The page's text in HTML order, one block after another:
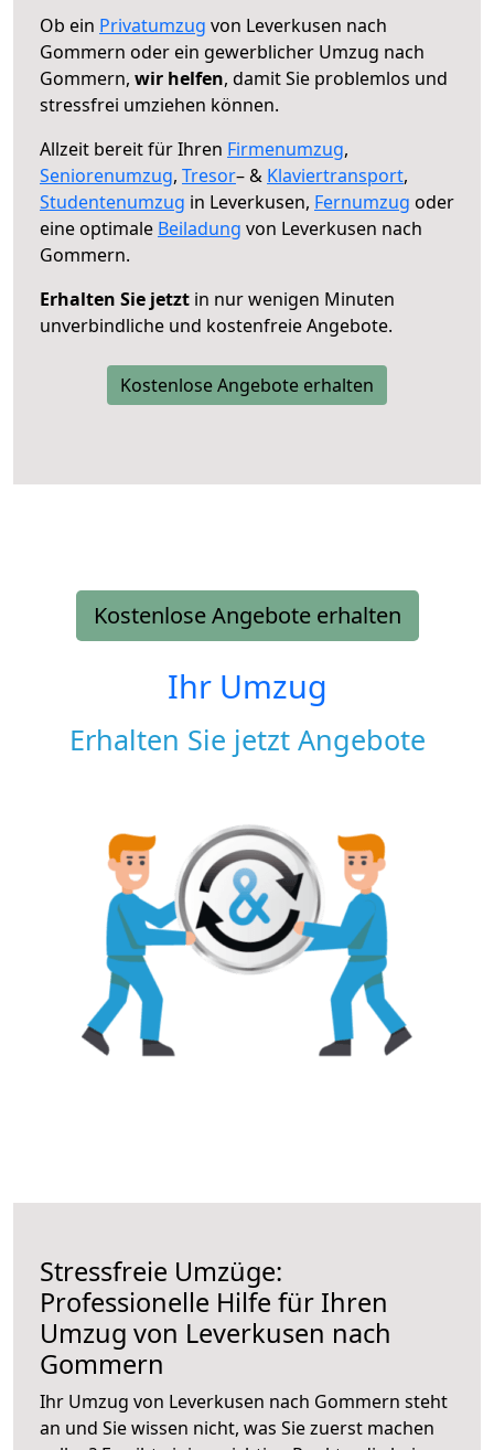
Ob ein Privatumzug von Leverkusen nach
Gommern oder ein gewerblicher Umzug nach
Gommern, wir helfen, damit Sie problemlos und
stressfrei umziehen können.
Allzeit bereit für Ihren Firmenumzug,
Seniorenumzug, Tresor– & Klaviertransport,
Studentenumzug in Leverkusen, Fernumzug oder
eine optimale Beiladung von Leverkusen nach
Gommern.
Erhalten Sie jetzt in nur wenigen Minuten
unverbindliche und kostenfreie Angebote.
Kostenlose Angebote erhalten
Kostenlose Angebote erhalten
Ihr Umzug
Erhalten Sie jetzt Angebote
Stressfreie Umzüge:
Professionelle Hilfe für Ihren
Umzug von Leverkusen nach
Gommern
Ihr Umzug von Leverkusen nach Gommern steht
an und Sie wissen nicht, was Sie zuerst machen